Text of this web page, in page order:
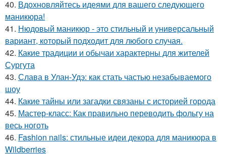
40. Вдохновляйтесь идеями для вашего следующего
маникюра!
41. Нюдовый маникюр - это стильный и универсальный
вариант, который подходит для любого случая.
42. Какие традиции и обычаи характерны для жителей
Сургута
43. Слава в Улан-Удэ: как стать частью незабываемого
шоу
44. Какие тайны или загадки связаны с историей города
45. Мастер-класс: Как правильно переводить фольгу на
весь ноготь
46. Fashion nails: стильные идеи декора для маникюра в
Wildberries